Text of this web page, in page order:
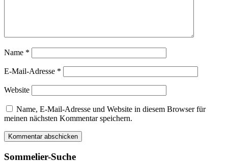
Name *
E-Mail-Adresse *
Website
Name, E-Mail-Adresse und Website in diesem Browser für
meinen nächsten Kommentar speichern.
Sommelier-Suche